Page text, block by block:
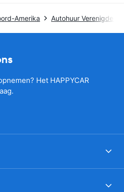
Amerika Autohuur Verenigde
Het HAPPYCAR